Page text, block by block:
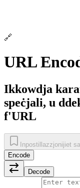
🔗
URL
Ikkowdja
speċjali, u
f'URL
Inpostillazzjonijiet
Encode
Decode